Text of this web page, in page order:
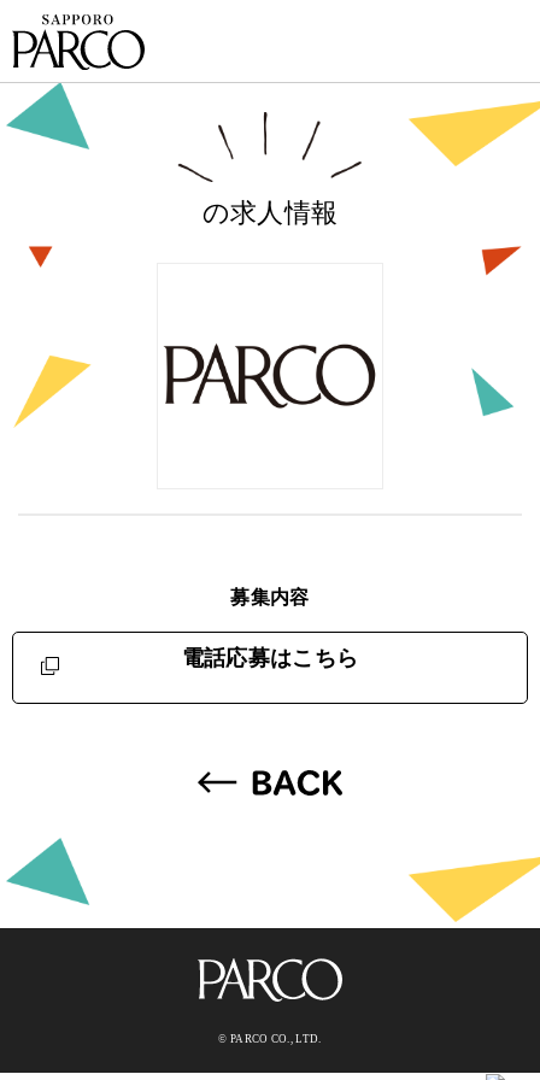
の求人情報
募集内容
電話応募はこちら
© PARCO CO., LTD.